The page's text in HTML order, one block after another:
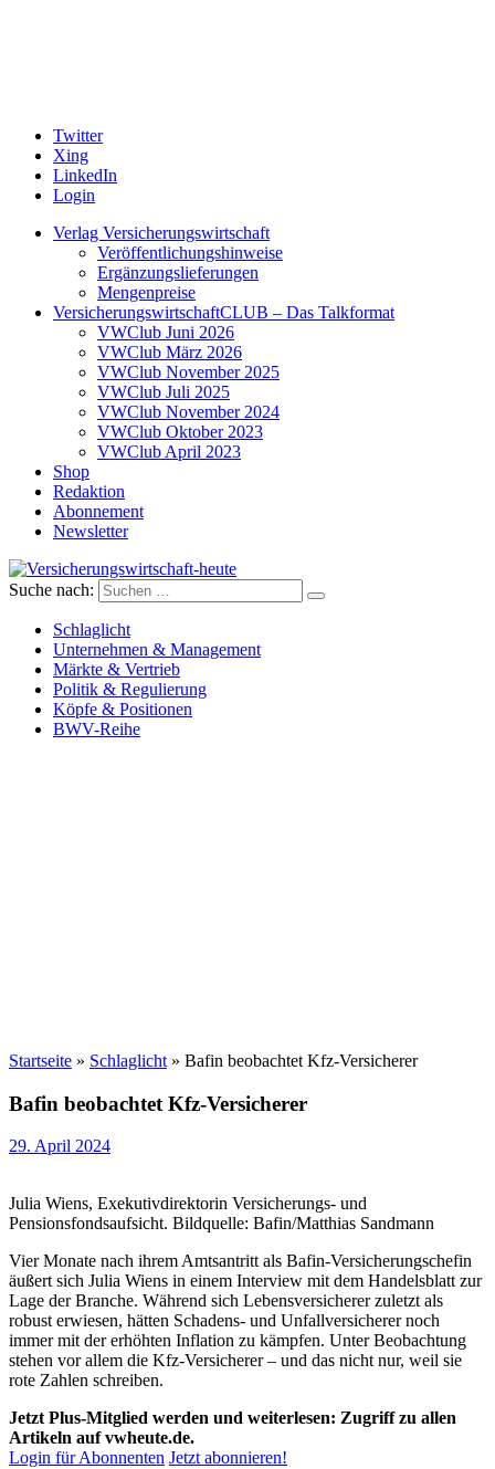
Twitter
Xing
LinkedIn
Login
Verlag Versicherungswirtschaft
Veröffentlichungshinweise
Ergänzungslieferungen
Mengenpreise
VersicherungswirtschaftCLUB – Das Talkformat
VWClub Juni 2026
VWClub März 2026
VWClub November 2025
VWClub Juli 2025
VWClub November 2024
VWClub Oktober 2023
VWClub April 2023
Shop
Redaktion
Abonnement
Newsletter
Versicherungswirtschaft-heute
Suche nach:
Schlaglicht
Unternehmen & Management
Märkte & Vertrieb
Politik & Regulierung
Köpfe & Positionen
BWV-Reihe
Startseite » Schlaglicht » Bafin beobachtet Kfz-Versicherer
Bafin beobachtet Kfz-Versicherer
29. April 2024
Julia Wiens, Exekutivdirektorin Versicherungs- und
Pensionsfondsaufsicht. Bildquelle: Bafin/Matthias Sandmann
Vier Monate nach ihrem Amtsantritt als Bafin-Versicherungschefin
äußert sich Julia Wiens in einem Interview mit dem Handelsblatt zur
Lage der Branche. Während sich Lebensversicherer zuletzt als
robust erwiesen, hätten Schadens- und Unfallversicherer noch
immer mit der erhöhten Inflation zu kämpfen. Unter Beobachtung
stehen vor allem die Kfz-Versicherer – und das nicht nur, weil sie
rote Zahlen schreiben.
Jetzt Plus-Mitglied werden und weiterlesen: Zugriff zu allen
Artikeln auf vwheute.de.
Login für Abonnenten Jetzt abonnieren!